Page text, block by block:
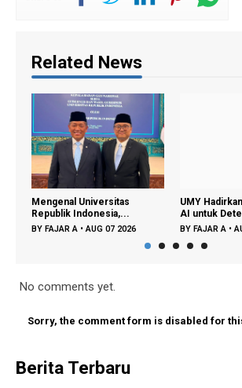
Related News
Mengenal Universitas
Republik Indonesia,...
BY FAJAR A •AUG 07 2026
UMY
AI untuk
BY FAJAR A •
No comments yet.
Sorry, the comment form is disabled for
Berita Terbaru